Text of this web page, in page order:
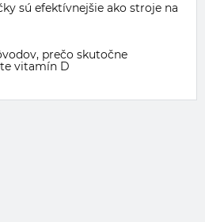
sú efektívnejšie ako stroje na
prečo skutočne
vitamín D